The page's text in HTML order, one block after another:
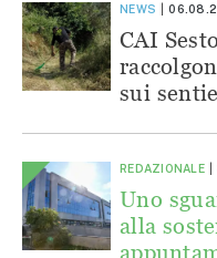
NEWS
CAI
sui
REDAZIONALE
Uno
alla